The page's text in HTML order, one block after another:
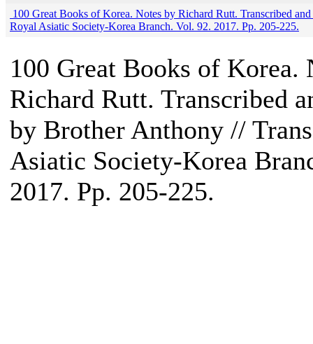
100 Great Books of Korea. Notes by Richard Rutt. Transcribed
Royal Asiatic Society-Korea Branch. Vol. 92. 2017. Pp. 205-225.
100 Great Books of Korea.
Richard Rutt. Transcribed
by Brother Anthony //
Asiatic Society-Korea
2017. Pp. 205-225.